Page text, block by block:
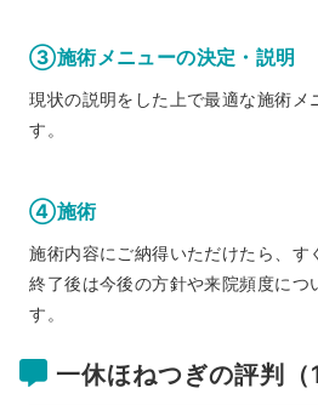
③施術メニューの決定・説明
現状の説明をした上で最適な施術メ
す。
④施術
施術内容にご納得いただけたら、す
終了後は今後の方針や来院頻度につ
す。
一休ほねつぎの評判（